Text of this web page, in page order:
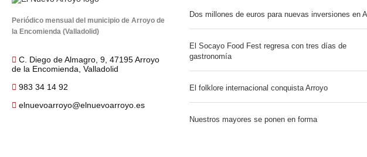
Periódico mensual del municipio de Arroyo de
la Encomienda (Valladolid)
C. Diego de Almagro, 9, 47195 Arroyo
de la Encomienda, Valladolid
983 34 14 92
elnuevoarroyo@elnuevoarroyo.es
Dos millones de euros para nuevas inversiones en
El Socayo Food Fest regresa con tres días de
gastronomía
El folklore internacional conquista Arroyo
Nuestros mayores se ponen en forma